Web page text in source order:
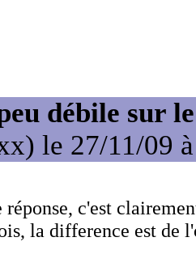
débile sur
le 27/11/09
réponse, c'est
la difference est de